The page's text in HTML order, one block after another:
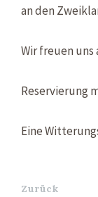
an den
Wir freuen uns
Reservierung
Eine
Zurück